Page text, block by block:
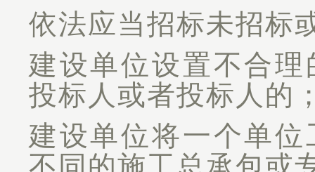
依法应当招标未招标
建设单位设置不合
投标人或者投标人的
建设单位将一个单